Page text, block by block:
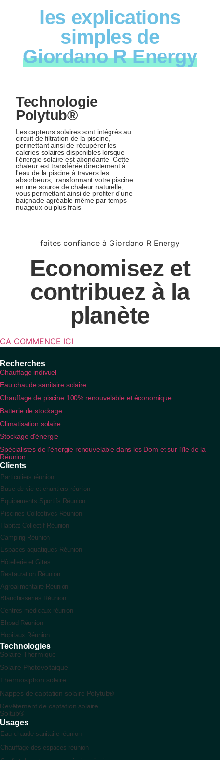
les explications
simples de
Giordano R Energy
Technologie
Polytub®
Les capteurs solaires sont intégrés au
circuit de filtration de la piscine,
permettant ainsi de récupérer les
calories solaires disponibles lorsque
l'énergie solaire est abondante. Cette
chaleur est transférée directement à
l'eau de la piscine à travers les
absorbeurs, transformant votre piscine
en une source de chaleur naturelle,
vous permettant ainsi de profiter d'une
baignade agréable même par temps
nuageux ou plus frais.
faites confiance à Giordano R Energy
Economisez et
contribuez à la
planète
CA COMMENCE ICI
Recherches
Chauffage indivuel
Eau chaude sanitaire solaire
Chauffage de piscine 100% renouvelable et économique
Batterie de stockage
Climatisation solaire
Stockage d'énergie
Spécialistes de l'énergie renouvelable dans les Dom et sur l'île de la
Réunion
Clients
Particuliers réunion
Base de vie et chantiers réunion
Equipements Sportifs Réunion
Piscines Collectives Réunion
Habitat Collectif Réunion
Camping Réunion
Espaces aquatiques Réunion
Hôtellerie et Gites
Restauration Réunion
Agroalimentaire Réunion
Blanchisseries Réunion
Centres médicaux réunion
Ehpad Réunion
Hopitaux Réunion
Technologies
Solaire Thermique
Solaire Photovoltaique
Thermosiphon solaire
Nappes de captation solaire Polytub®
Revêtement de captation solaire
Soltub®
Usages
Eau chaude sanitaire réunion
Chauffage des espaces réunion